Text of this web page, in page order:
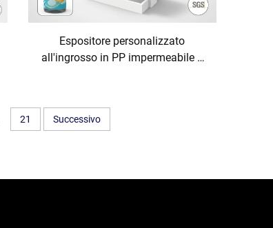
Espositore personalizzato
all'ingrosso in PP impermeabile a
minerale, scaffale da terra
ecologico per rivendita al dettaglio
21 Successivo